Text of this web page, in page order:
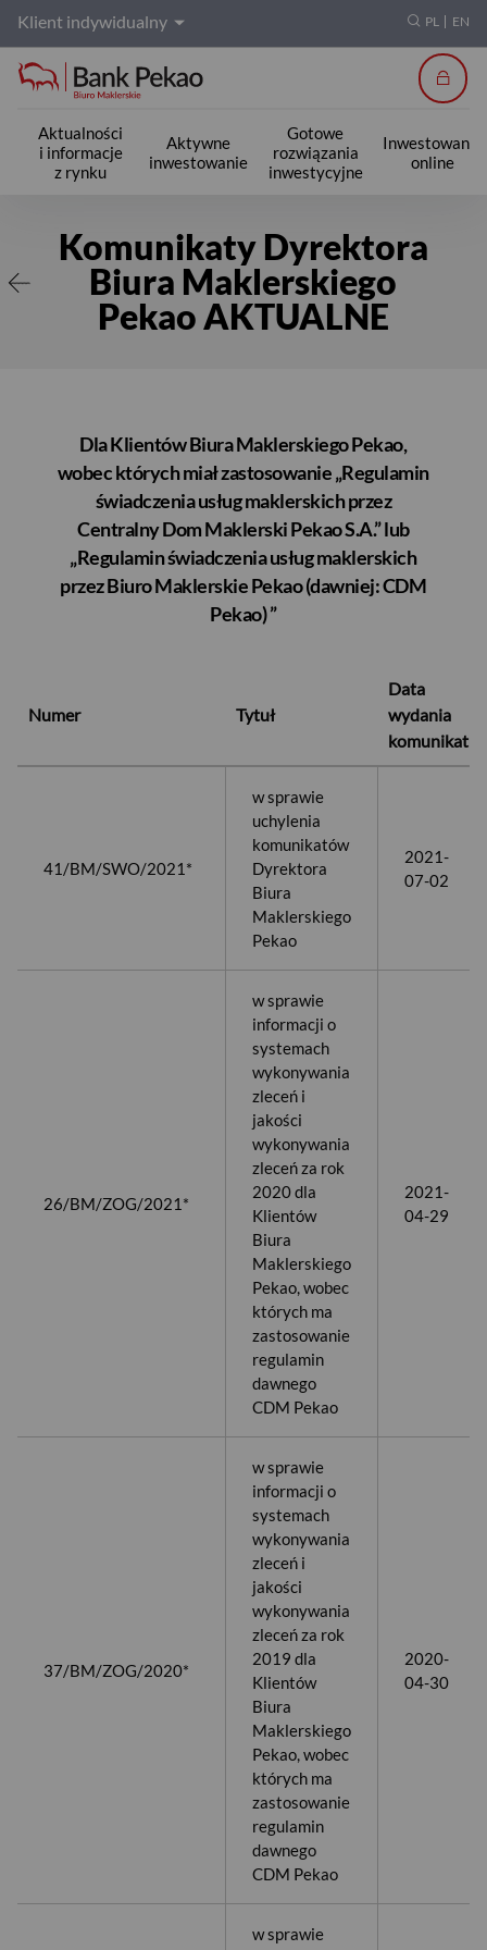
Klient indywidualny PL EN
Aktualności
i informacje
z rynku
Aktywne
inwestowanie
Gotowe
rozwiązania
inwestycyjne
Inwestowanie
online
Komunikaty Dyrektora BM
Komunikaty Dyrektora
Biura Maklerskiego
Pekao AKTUALNE
Dla Klientów Biura Maklerskiego Pekao,
wobec których miał zastosowanie „Regulamin
świadczenia usług maklerskich przez
Centralny Dom Maklerski Pekao S.A.” lub
„Regulamin świadczenia usług maklerskich
przez Biuro Maklerskie Pekao (dawniej: CDM
Pekao) ”
Numer Tytuł
Data
wydania
komunikatu
41/BM/SWO/2021*
w sprawie
uchylenia
komunikatów
Dyrektora
Biura
Maklerskiego
Pekao
2021-
07-02
26/BM/ZOG/2021*
w sprawie
informacji o
systemach
wykonywania
zleceń i
jakości
wykonywania
zleceń za rok
2020 dla
Klientów
Biura
Maklerskiego
Pekao, wobec
których ma
zastosowanie
regulamin
dawnego
CDM Pekao
2021-
04-29
37/BM/ZOG/2020*
w sprawie
informacji o
systemach
wykonywania
zleceń i
jakości
wykonywania
zleceń za rok
2019 dla
Klientów
Biura
Maklerskiego
Pekao, wobec
których ma
zastosowanie
regulamin
dawnego
CDM Pekao
2020-
04-30
w sprawie